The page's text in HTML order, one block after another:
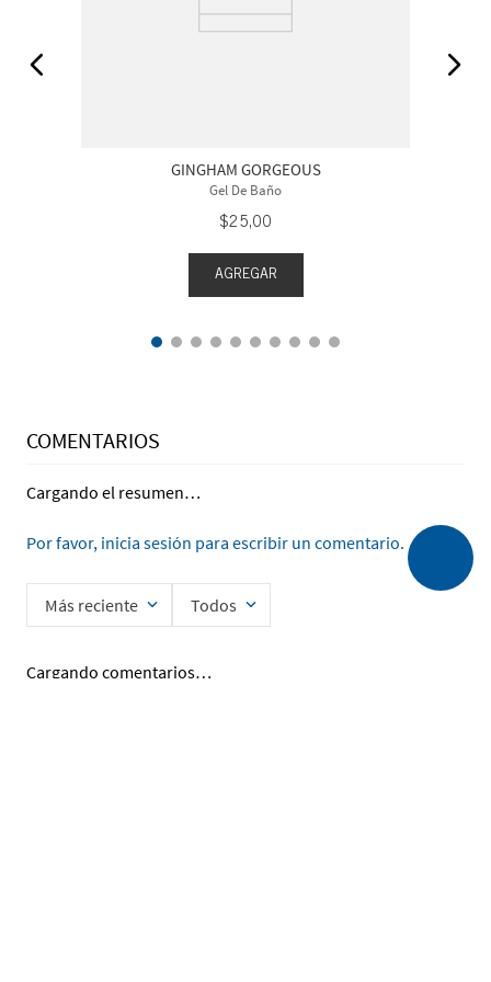
GINGHAM GORGEOUS
Gel De Baño
$25,00
AGREGAR
COMENTARIOS
Cargando el resumen…
Por favor, inicia sesión para escribir un comentario.
Más reciente Todos
Cargando comentarios…